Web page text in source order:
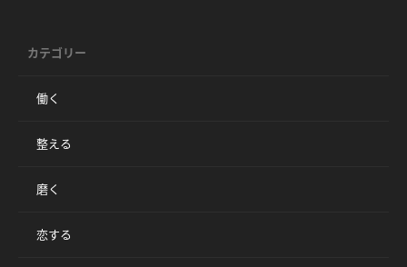
カテゴリー
働く
整える
磨く
恋する